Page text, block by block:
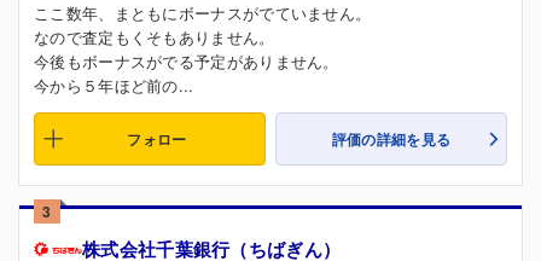
ここ数年、まともにボーナスがでていません。
なので査定もくそもありません。
今後もボーナスがでる予定がありません。
今から５年ほど前の...
フォロー 評価の詳細を見る
3
株式会社千葉銀行（ちばぎん）